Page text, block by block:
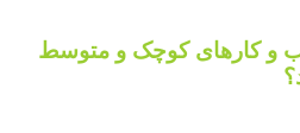
و کارهای کوچک و متوسط